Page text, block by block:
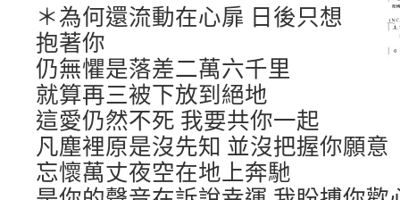
＊為何還流動在心扉 日後只想
抱著你
仍無懼是落差二萬六千里
就算再三被下放到絕地
這愛仍然不死 我要共你一起
凡塵裡原是沒先知 並沒把握你願意
忘懷萬丈夜空在地上奔馳